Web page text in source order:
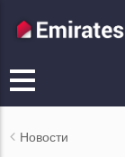
Новости